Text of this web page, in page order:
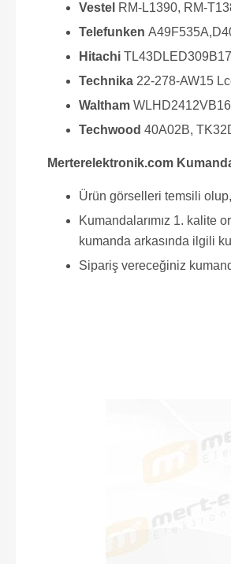
Vestel RM-L1390, RM-
Telefunken
Hitachi
Technika 22-278-AW15
Waltham
Techwood 40A02B,
Merterelektronik.com
Ürün görselleri temsili
Kumandalarımız 1. kalite
kumanda arkasında ilgili
Sipariş vereceğiniz